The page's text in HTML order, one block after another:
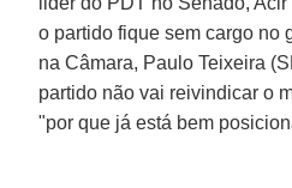
o partido fique sem cargo no
na Câmara, Paulo Teixeira
partido não vai reivindicar o
"por que já está bem